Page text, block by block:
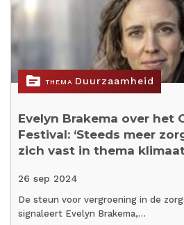
topic THEMA Duurzaamheid
Evelyn Brakema over het
Festival: ‘Steeds meer
zich vast in thema
26 sep 2024
De steun voor vergroening in de
signaleert Evelyn Brakema,…